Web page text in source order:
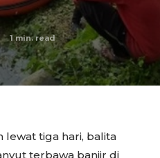
1min. read
lewat tiga hari, balita
terbawa banjir di